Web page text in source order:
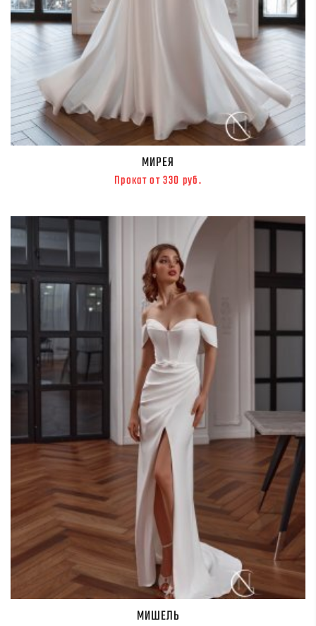
МИРЕЯ
Прокат от 330 руб.
МИШЕЛЬ